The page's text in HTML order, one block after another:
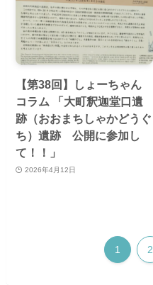
【第38回】しょーちゃん
コラム 「大町釈迦堂口遺
跡（おおまちしゃかどうぐ
ち）遺跡 公開に参加し
て！！」
2026年4月12日
1 2